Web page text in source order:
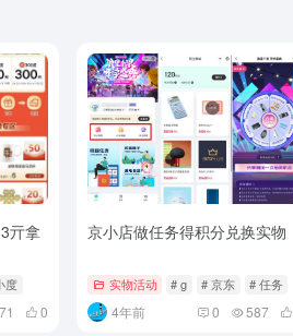
亓拿
度
0
京小店做任务得积分兑换实物
实物活动 # g # 京东 # 任务
4年前 0 587